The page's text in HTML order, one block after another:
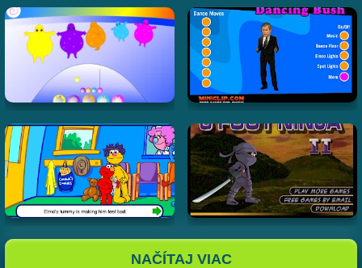
NAČÍTAJ VIAC